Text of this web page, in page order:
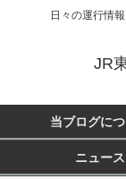
日々の運行情
JR
当ブログに
ニュース